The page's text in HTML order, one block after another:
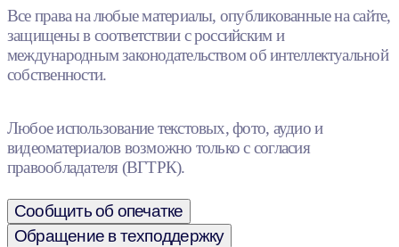
Все права на любые материалы, опубликованные на сайте,
защищены в соответствии с российским и
международным законодательством об интеллектуальной
собственности.
Любое использование текстовых, фото, аудио и
видеоматериалов возможно только с согласия
правообладателя (ВГТРК).
Сообщить об опечатке
Обращение в техподдержку